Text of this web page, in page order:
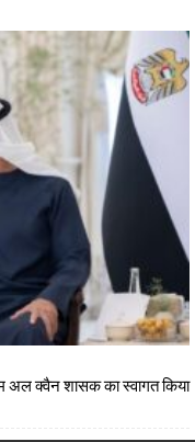
अल क्वैन शासक का स्वागत किया